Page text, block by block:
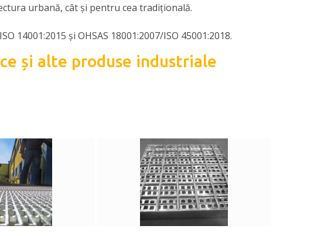
urbană, cât și pentru cea tradițională.
14001:2015 și OHSAS 18001:2007/ISO 45001:2018.
și alte produse industriale